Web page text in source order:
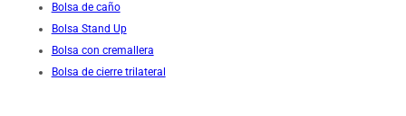
Bolsa de caño
Bolsa Stand Up
Bolsa con cremallera
Bolsa de cierre trilateral